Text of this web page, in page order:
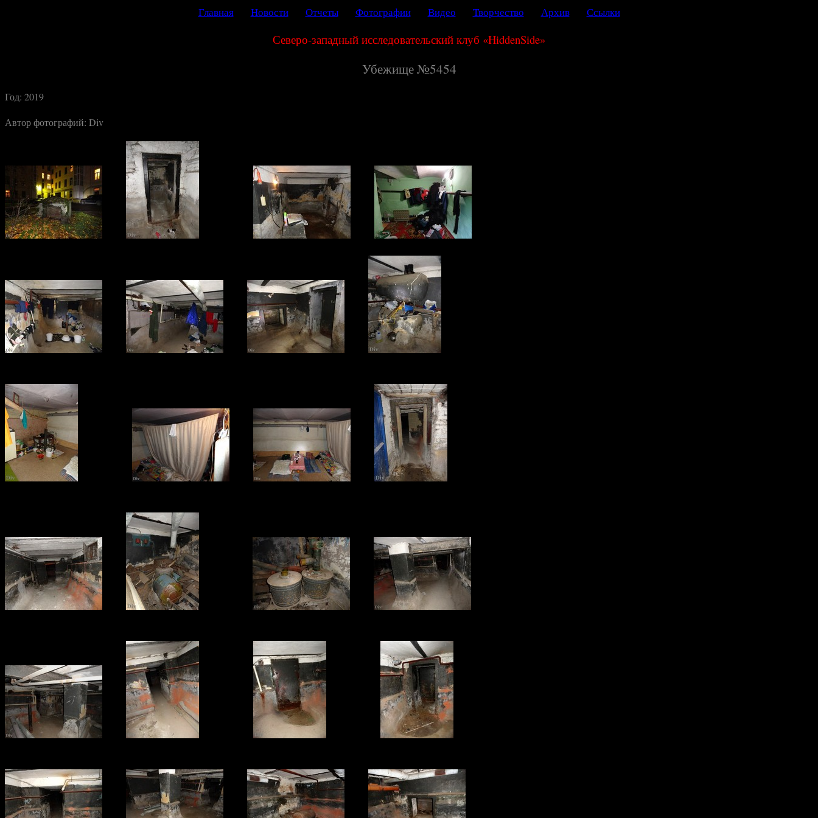
Главная Новости Отчеты Фотографии Видео Творчество Архив Ссылки
Северо-западный исследовательский клуб «HiddenSide»
Убежище №5454
Год: 2019
Автор фотографий: Div